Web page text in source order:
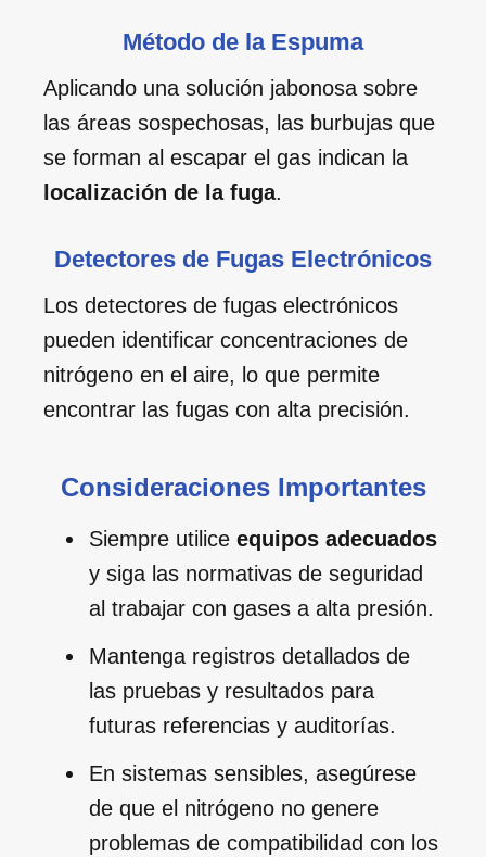
Método de la Espuma
Aplicando una solución jabonosa sobre
las áreas sospechosas, las burbujas que
se forman al escapar el gas indican la
localización de la fuga.
Detectores de Fugas Electrónicos
Los detectores de fugas electrónicos
pueden identificar concentraciones de
nitrógeno en el aire, lo que permite
encontrar las fugas con alta precisión.
Consideraciones Importantes
Siempre utilice equipos adecuados
y siga las normativas de seguridad
al trabajar con gases a alta presión.
Mantenga registros detallados de
las pruebas y resultados para
futuras referencias y auditorías.
En sistemas sensibles, asegúrese
de que el nitrógeno no genere
problemas de compatibilidad con los